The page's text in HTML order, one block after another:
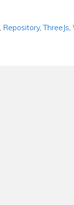
, Repository,ThreeJs,